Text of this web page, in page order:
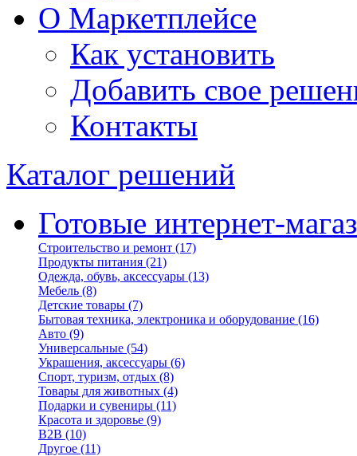
О Маркетплейсе
Как установить
Добавить свое
Контакты
Каталог решений
Готовые интернет-
Строительство и ремонт (17)
Продукты питания (21)
Одежда, обувь, аксессуары (13)
Мебель (8)
Детские товары (7)
Бытовая техника, электроника и оборудование (16)
Авто (9)
Универсальные (54)
Украшения, аксессуары (6)
Спорт, туризм, отдых (8)
Товары для животных (4)
Подарки и сувениры (11)
Красота и здоровье (9)
B2B (10)
Другое (11)